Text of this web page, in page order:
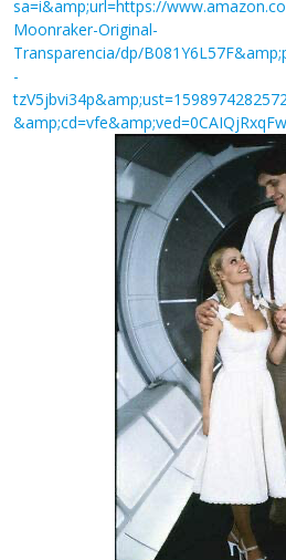
sa=i&amp;url=https://
Moonraker-Original-
Transparencia/dp/
-